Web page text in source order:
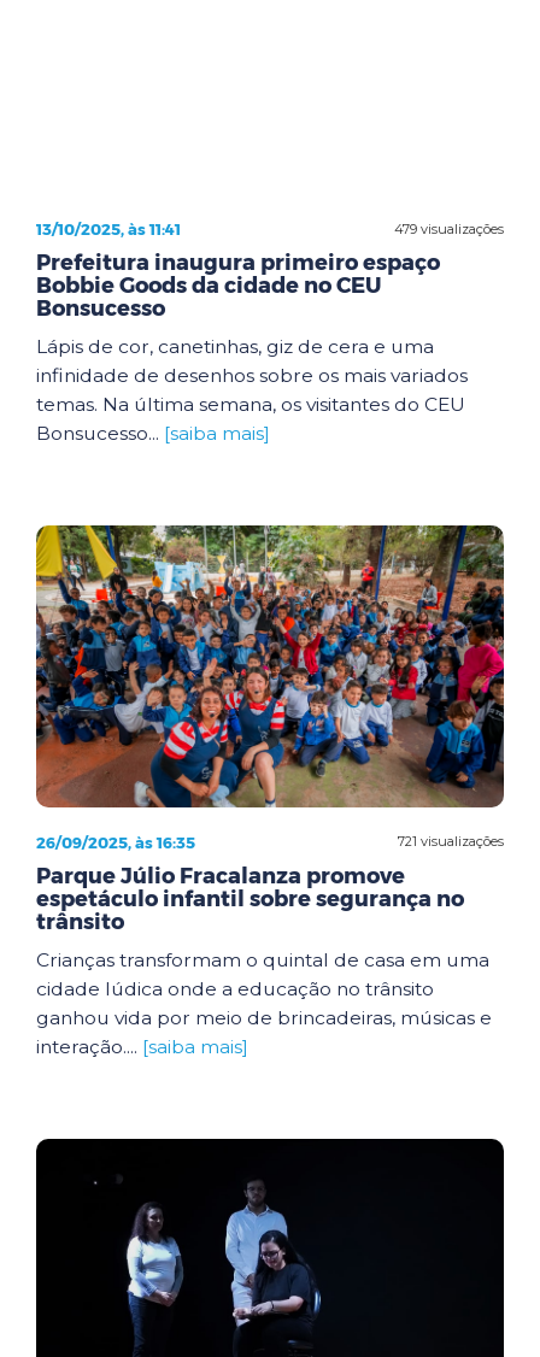
479 visualizações
13/10/2025, às 11:41
Prefeitura inaugura primeiro espaço
Bobbie Goods da cidade no CEU
Bonsucesso
Lápis de cor, canetinhas, giz de cera e uma
infinidade de desenhos sobre os mais variados
temas. Na última semana, os visitantes do CEU
Bonsucesso... [saiba mais]
721 visualizações
26/09/2025, às 16:35
Parque Júlio Fracalanza promove
espetáculo infantil sobre segurança no
trânsito
Crianças transformam o quintal de casa em uma
cidade lúdica onde a educação no trânsito
ganhou vida por meio de brincadeiras, músicas e
interação.... [saiba mais]